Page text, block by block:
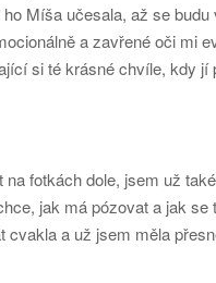
Míša učesala, až se
a zavřené oči mi
si té krásné chvíle, kdy
fotkách dole, jsem už
jak má pózovat a jak
a už jsem měla